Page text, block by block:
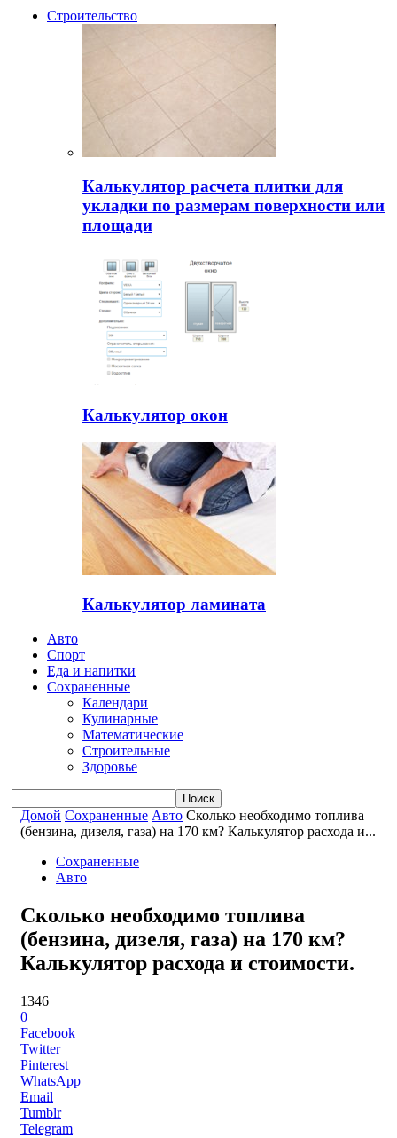
Строительство
Калькулятор расчета плитки для
укладки по размерам поверхности или
площади
Калькулятор окон
Калькулятор ламината
Авто
Спорт
Еда и напитки
Сохраненные
Календари
Кулинарные
Математические
Строительные
Здоровье
Домой Сохраненные Авто Сколько необходимо топлива
(бензина, дизеля, газа) на 170 км? Калькулятор расхода и...
Сохраненные
Авто
Сколько необходимо топлива
(бензина, дизеля, газа) на 170 км?
Калькулятор расхода и стоимости.
1346
0
Facebook
Twitter
Pinterest
WhatsApp
Email
Tumblr
Telegram